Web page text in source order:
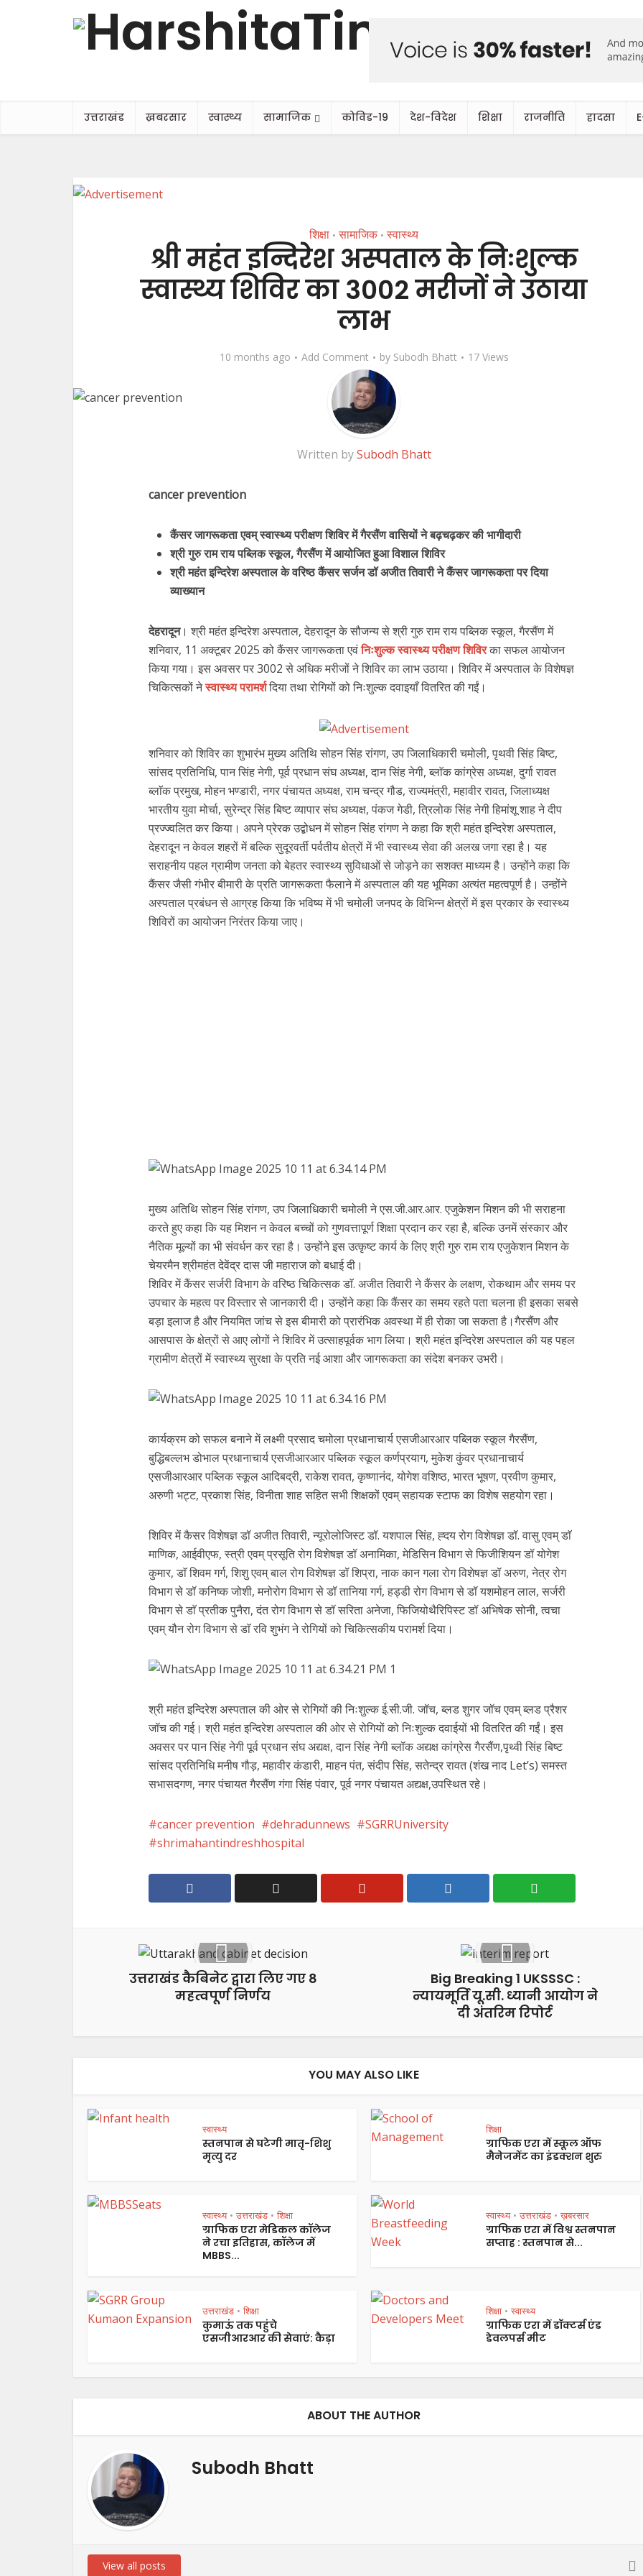
उत्तराखंड ख़बरसार स्वास्थ्य सामाजिक कोविड-19 देश-विदेश शिक्षा राजनीति हादसा
शिक्षा • सामाजिक • स्वास्थ्य
श्री महंत इन्दिरेश अस्पताल के निःशुल्क
स्वास्थ्य शिविर का 3002 मरीजों ने उठाया
लाभ
10 months ago Add Comment by Subodh Bhatt 17 Views
Written bySubodh Bhatt
cancer prevention
कैंसर जागरूकता एवम् स्वास्थ्य परीक्षण शिविर में गैरसैंण वासियों ने बढ़चढ़कर की भागीदारी
श्री गुरु राम राय पब्लिक स्कूल, गैरसैंण में आयोजित हुआ विशाल शिविर
श्री महंत इन्दिरेश अस्पताल के वरिष्ठ कैंसर सर्जन डॉ अजीत तिवारी ने कैंसर जागरूकता पर दिया
व्याख्यान
देहरादून। श्री महंत इन्दिरेश अस्पताल, देहरादून के सौजन्य से श्री गुरु राम राय पब्लिक स्कूल, गैरसैंण में
शनिवार, 11 अक्टूबर 2025 को कैंसर जागरूकता एवंनिःशुल्क स्वास्थ्य परीक्षण शिविरका सफल आयोजन
किया गया। इस अवसर पर 3002 से अधिक मरीजों ने शिविर का लाभ उठाया। शिविर में अस्पताल के विशेषज्ञ
चिकित्सकों नेस्वास्थ्य परामर्शदिया तथा रोगियों को निःशुल्क दवाइयाँ वितरित की गईं।
शनिवार को शिविर का शुभारंभ मुख्य अतिथि सोहन सिंह रांगण, उप जिलाधिकारी चमोली, पृथवी सिंह बिष्ट,
सांसद प्रतिनिधि, पान सिंह नेगी, पूर्व प्रधान संघ अध्यक्ष, दान सिंह नेगी, ब्लाॅक कांग्रेस अध्यक्ष, दुर्गा रावत
ब्लाॅक प्रमुख, मोहन भण्डारी, नगर पंचायत अध्यक्ष, राम चन्द्र गौड, राज्यमंत्री, महावीर रावत, जिलाध्यक्ष
भारतीय युवा मोर्चा, सुरेन्द्र सिंह बिष्ट व्यापार संघ अध्यक्ष, पंकज गेडी, त्रिलोक सिंह नेगी हिमांशू शाह ने दीप
प्रज्ज्वलित कर किया। अपने प्रेरक उद्बोधन में सोहन सिंह रांगण ने कहा कि श्री महंत इन्दिरेश अस्पताल,
देहरादून न केवल शहरों में बल्कि सुदूरवर्ती पर्वतीय क्षेत्रों में भी स्वास्थ्य सेवा की अलख जगा रहा है। यह
सराहनीय पहल ग्रामीण जनता को बेहतर स्वास्थ्य सुविधाओं से जोड़ने का सशक्त माध्यम है। उन्होंने कहा कि
कैंसर जैसी गंभीर बीमारी के प्रति जागरूकता फैलाने में अस्पताल की यह भूमिका अत्यंत महत्वपूर्ण है। उन्होंने
अस्पताल प्रबंधन से आग्रह किया कि भविष्य में भी चमोली जनपद के विभिन्न क्षेत्रों में इस प्रकार के स्वास्थ्य
शिविरों का आयोजन निरंतर किया जाए।
मुख्य अतिथि सोहन सिंह रांगण, उप जिलाधिकारी चमोली ने एस.जी.आर.आर. एजुकेशन मिशन की भी सराहना
करते हुए कहा कि यह मिशन न केवल बच्चों को गुणवत्तापूर्ण शिक्षा प्रदान कर रहा है, बल्कि उनमें संस्कार और
नैतिक मूल्यों का भी संवर्धन कर रहा है। उन्होंने इस उत्कृष्ट कार्य के लिए श्री गुरु राम राय एजुकेशन मिशन के
चेयरमैन श्रीमहंत देवेंद्र दास जी महाराज को बधाई दी।
शिविर में कैंसर सर्जरी विभाग के वरिष्ठ चिकित्सक डाॅ. अजीत तिवारी ने कैंसर के लक्षण, रोकथाम और समय पर
उपचार के महत्व पर विस्तार से जानकारी दी। उन्होंने कहा कि कैंसर का समय रहते पता चलना ही इसका सबसे
बड़ा इलाज है और नियमित जांच से इस बीमारी को प्रारंभिक अवस्था में ही रोका जा सकता है।गैरसैंण और
आसपास के क्षेत्रों से आए लोगों ने शिविर में उत्साहपूर्वक भाग लिया। श्री महंत इन्दिरेश अस्पताल की यह पहल
ग्रामीण क्षेत्रों में स्वास्थ्य सुरक्षा के प्रति नई आशा और जागरूकता का संदेश बनकर उभरी।
कार्यक्रम को सफल बनाने में लक्ष्मी प्रसाद चमोला प्रधानाचार्य एसजीआरआर पब्लिक स्कूल गैरसैंण,
बुद्धिबल्लभ डोभाल प्रधानाचार्य एसजीआरआर पब्लिक स्कूल कर्णप्रयाग, मुकेश कुंवर प्रधानाचार्य
एसजीआरआर पब्लिक स्कूल आदिबद्री, राकेश रावत, कृष्णानंद, योगेश वशिष्ठ, भारत भूषण, प्रवीण कुमार,
अरुणी भट्ट, प्रकाश सिंह, विनीता शाह सहित सभी शिक्षकों एवम् सहायक स्टाफ का विशेष सहयोग रहा।
शिविर में कैसर विशेषज्ञ डॉ अजीत तिवारी, न्यूरोलोजिस्ट डॉ. यशपाल सिंह, ह्दय रोग विशेषज्ञ डॉ. वासु एवम् डाॅ
माणिक, आईवीएफ, स्त्री एवम् प्रसूति रोग विशेषज्ञ डॉ अनामिका, मेडिसिन विभाग से फिजीशियन डॉ योगेश
कुमार, डाॅ शिवम गर्ग, शिशु एवम् बाल रोग विशेषज्ञ डॉ शिप्रा, नाक कान गला रोग विशेषज्ञ डॉ अरुण, नेत्र रोग
विभाग से डॉ कनिष्क जोशी, मनोरोग विभाग से डॉ तानिया गर्ग, हड्डी रोग विभाग से डॉ यशमोहन लाल, सर्जरी
विभाग से डाॅ प्रतीक पुनैरा, दंत रोग विभाग से डॉ सरिता अनेजा, फिजियोथैरिपिस्ट डॉ अभिषेक सोनी, त्वचा
एवम् यौन रोग विभाग से डाॅ रवि शुभंग ने रोगियों को चिकित्सकीय परामर्श दिया।
श्री महंत इन्दिरेश अस्पताल की ओर से रोगियों की निःशुल्क ई.सी.जी. जॉच, ब्लड शुगर जॉच एवम् ब्लड प्रैशर
जॉच की गई। श्री महंत इन्दिरेश अस्पताल की ओर से रोगियों को निःशुल्क दवाईयों भी वितरित की गईं। इस
अवसर पर पान सिंह नेगी पूर्व प्रधान संघ अद्यक्ष, दान सिंह नेगी ब्लॉक अद्यक्ष कांग्रेस गैरसैंण,पृथ्वी सिंह बिष्ट
सांसद प्रतिनिधि मनीष गौड़, महावीर कंडारी, माहन पंत, संदीप सिंह, सतेन्द्र रावत (शंख नाद Let’s) समस्त
सभासदगण, नगर पंचायत गैरसैंण गंगा सिंह पंवार, पूर्व नगर पंचायत अद्यक्ष,उपस्थित रहे।
cancer prevention dehradunnews
SGRRUniversity
shrimahantindreshhospital
उत्तराखंड कैबिनेट द्वारा लिए गए 8
महत्वपूर्ण निर्णय
Big Breaking 1 UKSSSC :
न्यायमूर्ति यू.सी. ध्यानी आयोग ने
दी अंतरिम रिपोर्ट
YOU MAY ALSO LIKE
स्वास्थ्य
स्तनपान से घटेगी मातृ-शिशु
मृत्यु दर
शिक्षा
ग्राफिक एरा में स्कूल ऑफ
मैनेजमेंट का इंडक्शन शुरु
स्वास्थ्य • उत्तराखंड • शिक्षा
ग्राफिक एरा मेडिकल कॉलेज
ने रचा इतिहास, कॉलेज में
MBBS...
स्वास्थ्य • उत्तराखंड • ख़बरसार
ग्राफिक एरा में विश्व स्तनपान
सप्ताह : स्तनपान से...
उत्तराखंड • शिक्षा
कुमाऊं तक पहुंचे
एसजीआरआर की सेवाएं: कैड़ा
शिक्षा • स्वास्थ्य
ग्राफिक एरा में डॉक्टर्स एंड
डेवलपर्स मीट
ABOUT THE AUTHOR
Subodh Bhatt
View all posts